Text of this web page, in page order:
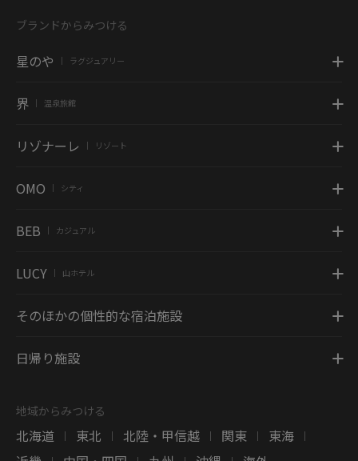
ブランドからみつける
星のや ラグジュアリー
界 温泉旅館
リゾナーレ リゾート
OMO シティ
BEB カジュアル
LUCY 山ホテル
そのほかの個性的な宿泊施設
日帰り施設
地域からみつける
北海道 | 東北 | 北陸・甲信越 | 関東 | 東海 |